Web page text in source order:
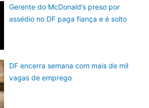
Gerente do McDonald’s preso por
assédio no DF paga fiança e é solto
DF encerra semana com mais de mil
vagas de emprego